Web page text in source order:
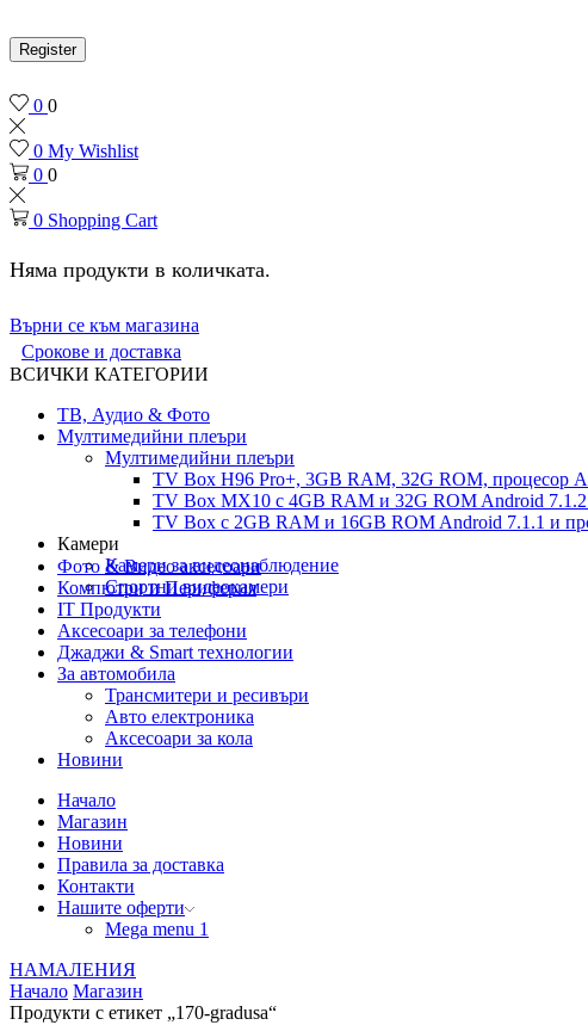
Register
0 0
0 My Wishlist
0 0
0 Shopping Cart
Няма продукти в количката.
Върни се към магазина
Срокове и доставка
ВСИЧКИ КАТЕГОРИИ
ТВ, Аудио & Фото
Мултимедийни плеъри
Мултимедийни плеъри
TV Box H96 Pro+, 3GB RAM, 32G ROM, процесор
TV Box MX10 с 4GB RAM и 32G ROM Android
TV Box с 2GB RAM и 16GВ ROM Android 7.1.1 и
Камери
Камери за видеонаблюдение
Спортни видеокамери
Фото & Видео аксесоари
Компютри и Периферия
IT Продукти
Аксесоари за телефони
Джаджи & Smart технологии
За автомобила
Трансмитери и ресивъри
Авто електроника
Аксесоари за кола
Новини
Начало
Магазин
Новини
Правила за доставка
Контакти
Нашите оферти
Mega menu 1
НАМАЛЕНИЯ
Начало Магазин
Продукти с етикет „170-gradusa“